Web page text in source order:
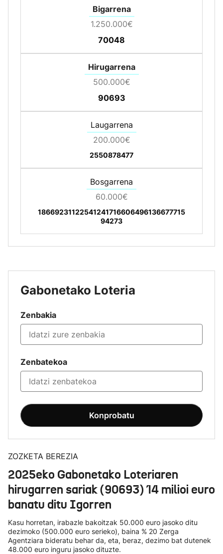
Bigarrena
1.250.000€
70048
Hirugarrena
500.000€
90693
Laugarrena
200.000€
2550878477
Bosgarrena
60.000€
18669231122541241716606496136677715
94273
Gabonetako Loteria
Zenbakia
Zenbatekoa
Konprobatu
ZOZKETA BEREZIA
2025eko Gabonetako Loteriaren
hirugarren sariak (90693) 14 milioi euro
banatu ditu Igorren
Kasu horretan, irabazle bakoitzak 50.000 euro jasoko ditu
dezimoko (500.000 euro serieko), baina % 20 Zerga
Agentziara bideratu behar da, eta, beraz, dezimo bat dutenek
48.000 euro inguru jasoko dituzte.